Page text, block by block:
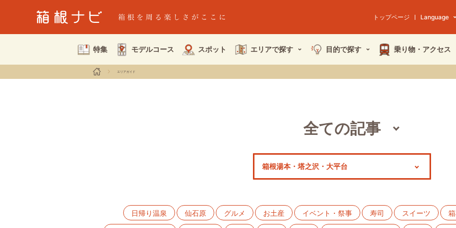
トップページ Language
特集 モデルコース スポット エリアで探す 目的で探す 乗り物・ アクセス
エリアガイド
全ての記事
スポット
モデルコース
イベント
日帰り温泉 仙石原 グルメ お土産 イベント・祭事 寿司 スイーツ